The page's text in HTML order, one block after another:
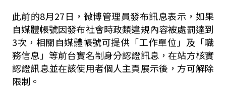
此前的8月27日，微博管理員發布訊息表示，如果
自媒體帳號因發布社會時政類違規內容被處罰達到
3次，相關自媒體帳號可提供「工作單位」及「職
務信息」等前台實名制身分認證訊息，在站方核實
認證訊息並在該使用者個人主頁展示後，方可解除
限制。